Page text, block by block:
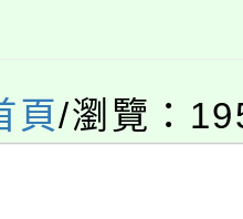
泳池舉行。
入戶享有免
中低收入戶
育及科技中
頁/瀏覽：